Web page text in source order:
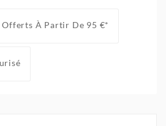
Offerts À Partir De 95 €*